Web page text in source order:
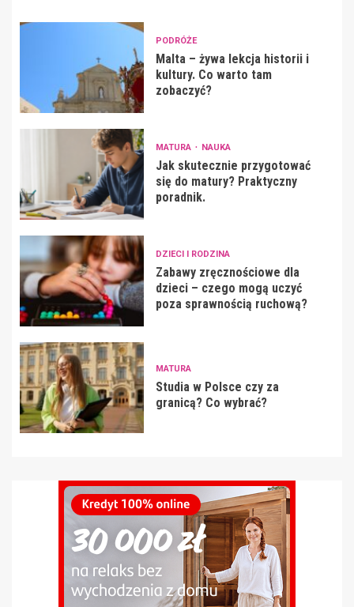
PODRÓŻE
Malta – żywa lekcja historii i
kultury. Co warto tam
zobaczyć?
MATURA NAUKA
Jak skutecznie przygotować
się do matury? Praktyczny
poradnik.
DZIECI I RODZINA
Zabawy zręcznościowe dla
dzieci – czego mogą uczyć
poza sprawnością ruchową?
MATURA
Studia w Polsce czy za
granicą? Co wybrać?